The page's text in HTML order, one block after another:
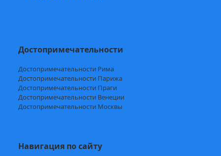
Достопримечательности
Достопримечательности Рима
Достопримечательности Парижа
Достопримечательности Праги
Достопримечательности Венеции
Достопримечательности Москвы
Навигация по сайту